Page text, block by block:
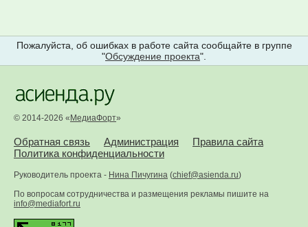
Пожалуйста, об ошибках в работе сайта сообщайте в группе
"Обсуждение проекта".
© 2014-2026 « МедиаФорт»
Обратная связь Администрация
Правила сайта
Политика конфиденциальности
Руководитель проекта - Нина Пичугина (chief@asienda.ru)
По вопросам сотрудничества и размещения рекламы пишите на
info@mediafort.ru